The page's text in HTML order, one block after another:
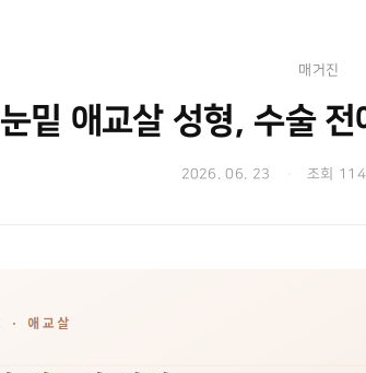
매거진
눈밑 애교살 성형, 수술
2026. 06. 23 조회 114